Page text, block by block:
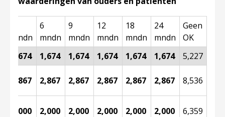
mndn
6
mndn
9
mndn
12
mndn
18
mndn
24
mndn
Geen
OK
1,674
1,674 1,674 1,674 1,674 1,674
5,227
2,867 2,867 2,867 2,867 2,867 2,867 8,536
2,000 2,000 2,000 2,000 2,000 2,000 6,359